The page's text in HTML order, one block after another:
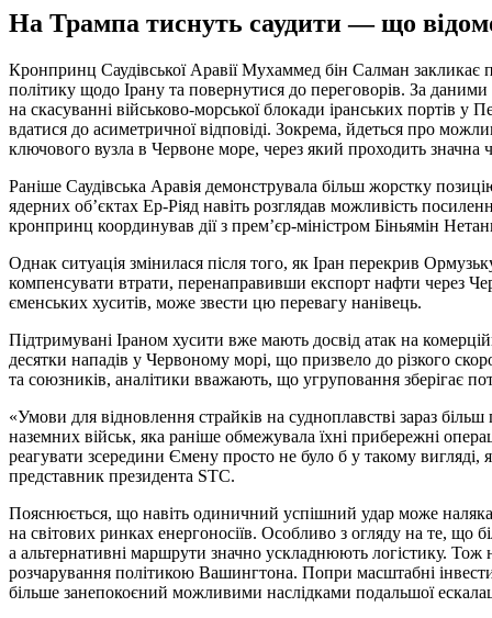
На Трампа тиснуть саудити — що
Кронпринц Саудівської Аравії Мухаммед бін Салман
політику щодо Ірану та повернутися до переговорів. За
на скасуванні військово-морської блокади іранських портів
вдатися до асиметричної відповіді. Зокрема, йдеться про
ключового вузла в Червоне море, через який проходить значна
Раніше Саудівська Аравія демонструвала більш жорстку
ядерних об’єктах Ер-Ріяд навіть розглядав можливість
кронпринц координував дії з прем’єр-міністром Біньямін
Однак ситуація змінилася після того, як Іран перекрив
компенсувати втрати, перенаправивши експорт нафти через
єменських хуситів, може звести цю перевагу нанівець.
Підтримувані Іраном хусити вже мають досвід атак на
десятки нападів у Червоному морі, що призвело до різкого
та союзників, аналітики вважають, що угруповання зберігає
«Умови для відновлення страйків на судноплавстві зараз
наземних військ, яка раніше обмежувала їхні прибережні
реагувати зсередини Ємену просто не було б у такому
представник президента STC.
Пояснюється, що навіть одиничний успішний удар може
на світових ринках енергоносіїв. Особливо з огляду на те, що
а альтернативні маршрути значно ускладнюють логістику. Тож
розчарування політикою Вашингтона. Попри масштабні
більше занепокоєний можливими наслідками подальшої